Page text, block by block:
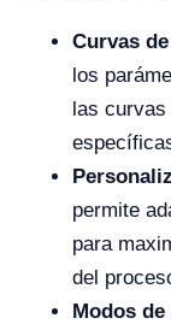
Curvas
los
las
permite
para
del
Modos